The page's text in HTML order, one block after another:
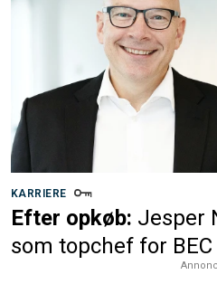
KARRIERE
Efter opkøb: Jesper
som topchef for BEC